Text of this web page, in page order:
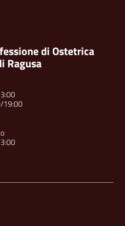
di Ostetrica
Ragusa
19:00